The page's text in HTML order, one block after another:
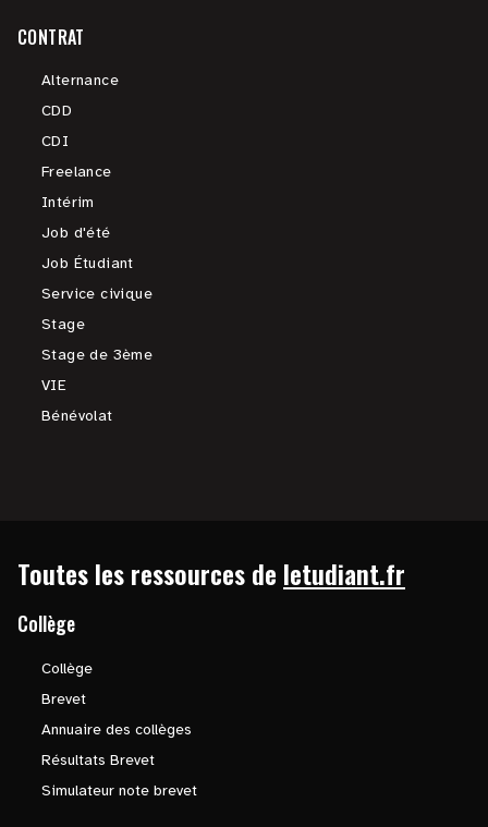
CONTRAT
Alternance
CDD
CDI
Freelance
Intérim
Job d'été
Job Étudiant
Service civique
Stage
Stage de 3ème
VIE
Bénévolat
Toutes les ressources de letudiant.fr
Collège
Collège
Brevet
Annuaire des collèges
Résultats Brevet
Simulateur note brevet